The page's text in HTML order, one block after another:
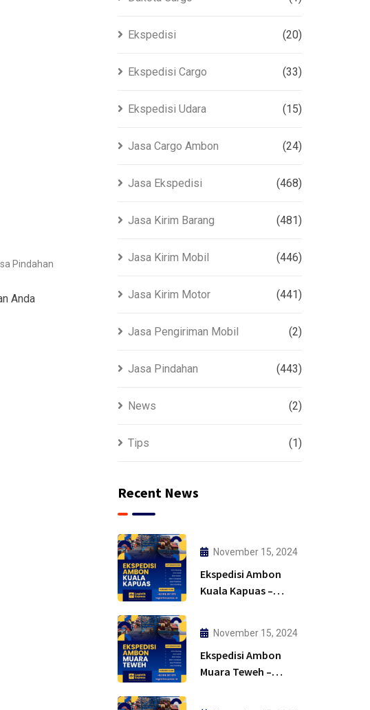
Pindahan
Anda
Ekspedisi (20)
Ekspedisi Cargo (33)
Ekspedisi Udara (15)
Jasa Cargo Ambon (24)
Jasa Ekspedisi (468)
Jasa Kirim Barang (481)
Jasa Kirim Mobil (446)
Jasa Kirim Motor (441)
Jasa Pengiriman Mobil (2)
Jasa Pindahan (443)
News (2)
Tips (1)
Recent News
November 15, 2024
Ekspedisi Ambon
Kuala Kapuas –
November 15, 2024
Ekspedisi Ambon
Muara Teweh –